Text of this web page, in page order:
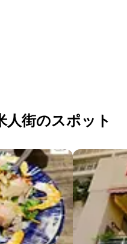
人街のスポット